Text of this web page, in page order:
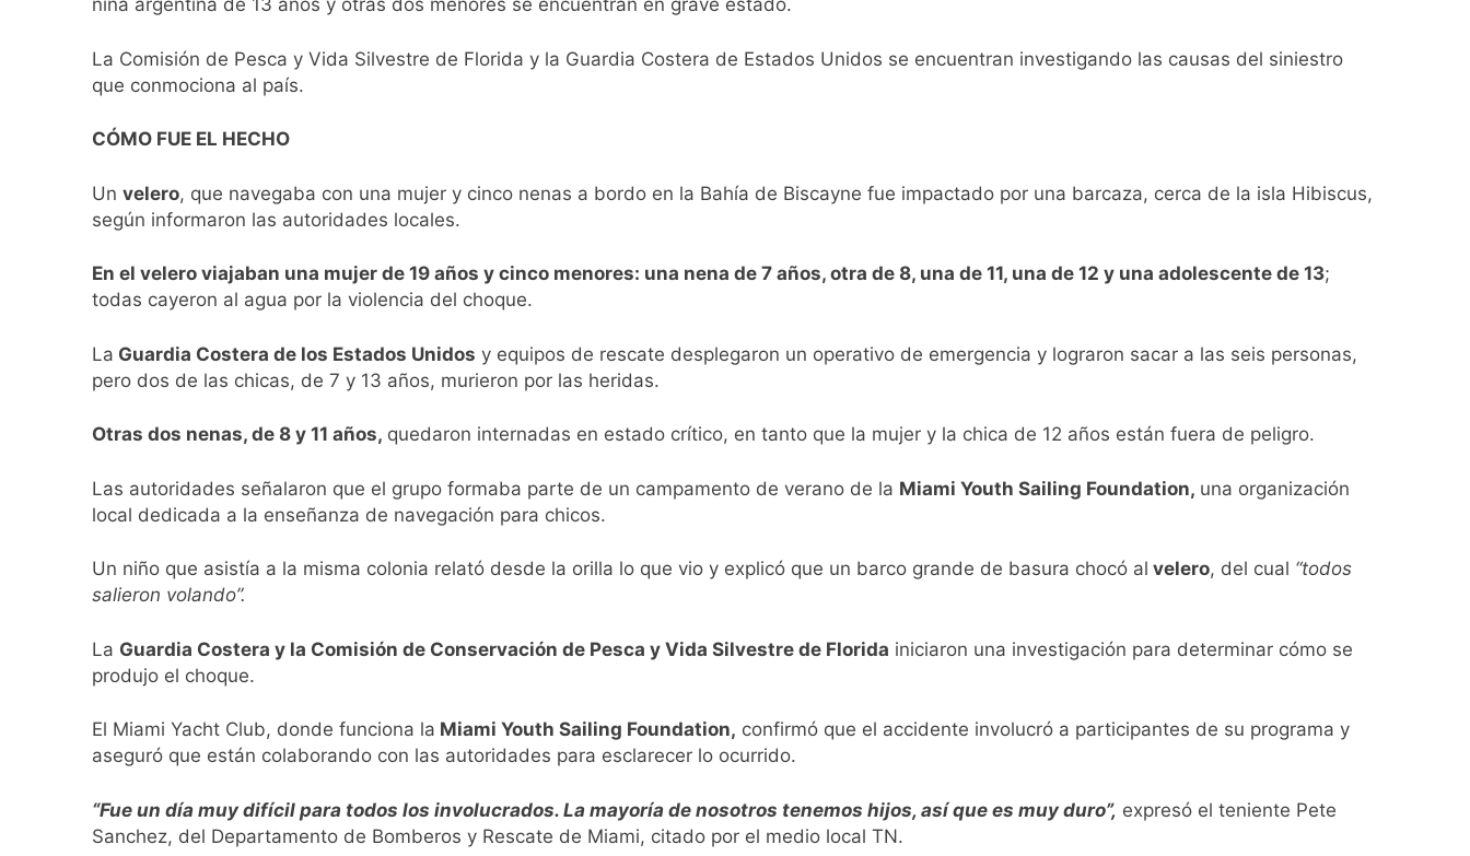
niña argentina de 13 años y otras dos menores se encuentran en grave estado.
La Comisión de Pesca y Vida Silvestre de Florida y la Guardia Costera de Estados Unidos se encuentran investigando las causas del siniestro
que conmociona al país.
CÓMO FUE EL HECHO
Un velero, que navegaba con una mujer y cinco nenas a bordo en la Bahía de Biscayne fue impactado por una barcaza, cerca de la isla Hibiscus,
según informaron las autoridades locales.
En el velero viajaban una mujer de 19 años y cinco menores: una nena de 7 años, otra de 8, una de 11, una de 12 y una adolescente de 13;
todas cayeron al agua por la violencia del choque.
La Guardia Costera de los Estados Unidos y equipos de rescate desplegaron un operativo de emergencia y lograron sacar a las seis personas,
pero dos de las chicas, de 7 y 13 años, murieron por las heridas.
Otras dos nenas, de 8 y 11 años, quedaron internadas en estado crítico, en tanto que la mujer y la chica de 12 años están fuera de peligro.
Las autoridades señalaron que el grupo formaba parte de un campamento de verano de la Miami Youth Sailing Foundation, una organización
local dedicada a la enseñanza de navegación para chicos.
Un niño que asistía a la misma colonia relató desde la orilla lo que vio y explicó que un barco grande de basura chocó al velero, del cual “todos
salieron volando”.
La Guardia Costera y la Comisión de Conservación de Pesca y Vida Silvestre de Florida iniciaron una investigación para determinar cómo se
produjo el choque.
El Miami Yacht Club, donde funciona la Miami Youth Sailing Foundation, confirmó que el accidente involucró a participantes de su programa y
aseguró que están colaborando con las autoridades para esclarecer lo ocurrido.
“Fue un día muy difícil para todos los involucrados. La mayoría de nosotros tenemos hijos, así que es muy duro”, expresó el teniente Pete
Sanchez, del Departamento de Bomberos y Rescate de Miami, citado por el medio local TN.